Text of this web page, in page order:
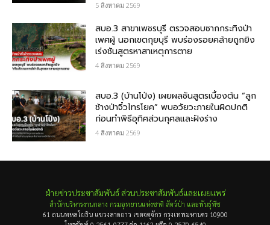
5 สิงหาคม 2569
สบอ.3 สาขาเพชรบุรี ตรวจสอบซากกระทิงป่า
เพศผู้ นอกเขตกุยบุรี พบร่องรอยคล้ายถูกยิง
เร่งชันสูตรหาสาเหตุการตาย
4 สิงหาคม 2569
สบอ.3 (บ้านโป่ง) เผยผลชันสูตรเบื้องต้น “ลูก
ช้างป่าจิ๋วไทรโยค” พบอวัยวะภายในผิดปกติ
ก่อนทำพิธีอุทิศส่วนกุศลและฝังร่าง
4 สิงหาคม 2569
ฝ่ายข่าวประชาสัมพันธ์ ส่วนประชาสัมพันธ์และเผยแพร่
สำนักบริหารงานกลาง กรมอุทยานแห่งชาติ สัตว์ป่า และพันธุ์พืช
61 ถนนพหลโยธิน แขวงลาดยาว เขตจตุจักร กรุงเทพมหานคร 10900